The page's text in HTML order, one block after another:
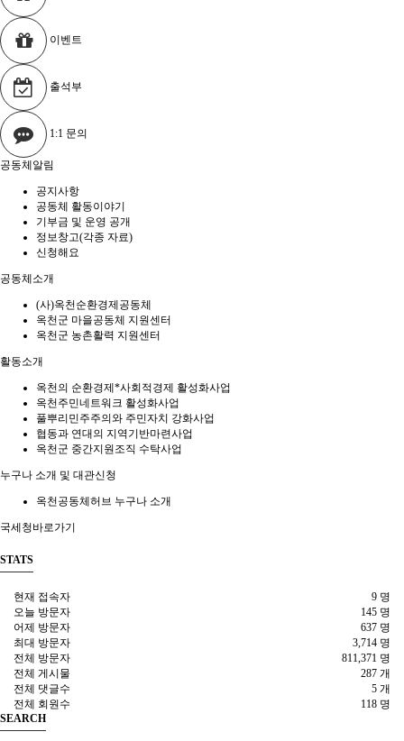
이벤트
출석부
1:1 문의
공동체알림
공지사항
공동체 활동이야기
기부금 및 운영 공개
정보창고(각종 자료)
신청해요
공동체소개
(사)옥천순환경제공동체
옥천군 마을공동체 지원센터
옥천군 농촌활력 지원센터
활동소개
옥천의 순환경제*사회적경제 활성화사업
옥천주민네트워크 활성화사업
풀뿌리민주주의와 주민자치 강화사업
협동과 연대의 지역기반마련사업
옥천군 중간지원조직 수탁사업
누구나 소개 및 대관신청
옥천공동체허브 누구나 소개
국세청바로가기
STATS
9 명
현재 접속자
145 명
오늘 방문자
637 명
어제 방문자
3,714 명
최대 방문자
811,371 명
전체 방문자
287 개
전체 게시물
5 개
전체 댓글수
118 명
전체 회원수
SEARCH